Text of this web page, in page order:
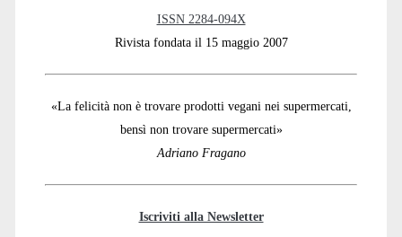
ISSN 2284-094X
Rivista fondata il 15 maggio 2007
«La felicità non è trovare prodotti vegani nei supermercati,
bensì non trovare supermercati»
Adriano Fragano
Iscriviti alla Newsletter